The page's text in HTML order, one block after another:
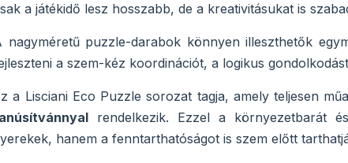
a játékidő lesz hosszabb, de a kreativitásukat is
nagyméretű puzzle-darabok könnyen illeszthetők
a szem-kéz koordinációt, a logikus
a Lisciani Eco Puzzle sorozat tagja, amely teljesen
rendelkezik. Ezzel a környezetbarát
hanem a fenntarthatóságot is szem előtt